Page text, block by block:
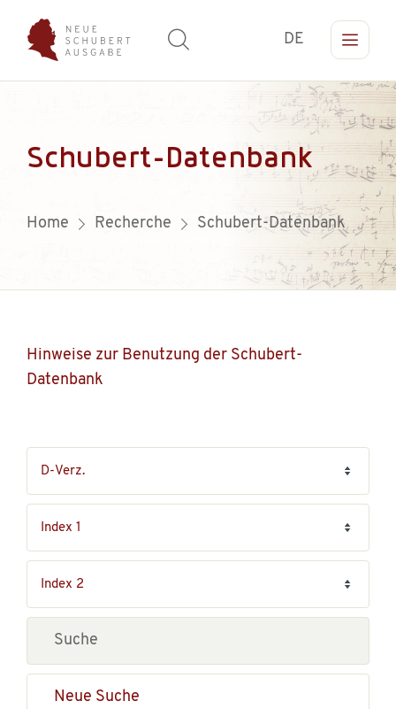
DE
Schubert-Datenbank
Home Recherche Schubert-Datenbank
Hinweise zur Benutzung der Schubert-
Datenbank
Neue Suche